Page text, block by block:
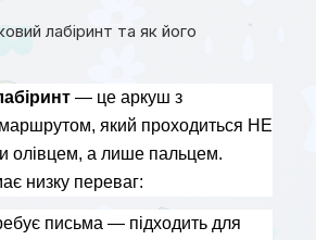
лабіринт та як його
— це аркуш з
який проходиться НЕ
олівцем, а лише пальцем.
низку переваг:
письма — підходить для